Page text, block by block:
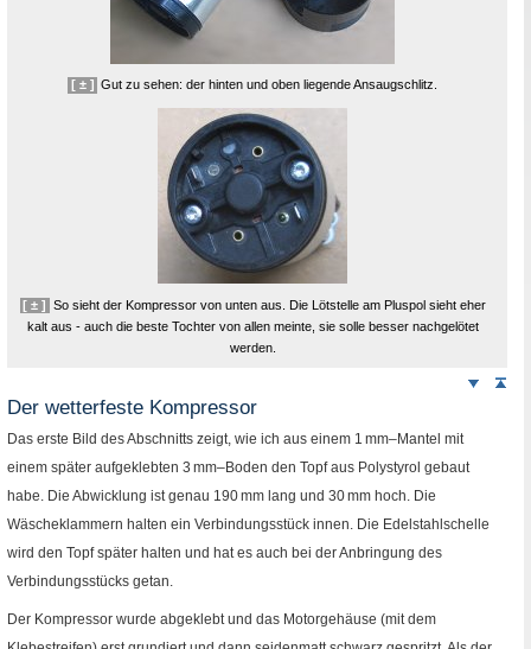
[ ± ] Gut zu sehen: der hinten und oben liegende Ansaugschlitz.
[ ± ] So sieht der Kompressor von unten aus. Die Lötstelle am Pluspol sieht eher
kalt aus - auch die beste Tochter von allen meinte, sie solle besser nachgelötet
werden.
Weiter
Der wetterfeste Kompressor
Das erste Bild des Abschnitts zeigt, wie ich aus einem 1 mm–Mantel mit
einem später aufgeklebten 3 mm–Boden den Topf aus Polystyrol gebaut
habe. Die Abwicklung ist genau 190mm lang und 30mm hoch. Die
Wäscheklammern halten ein Verbindungsstück innen. Die Edelstahlschelle
wird den Topf später halten und hat es auch bei der Anbringung des
Verbindungsstücks getan.
Der Kompressor wurde abgeklebt und das Motorgehäuse (mit dem